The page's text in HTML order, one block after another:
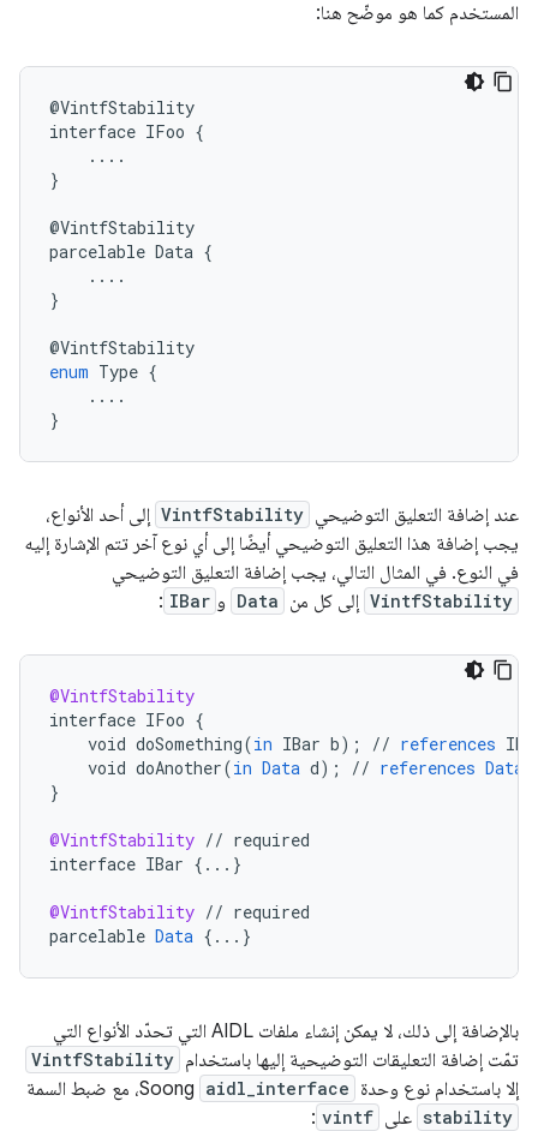
المستخدم كما هو موضّح هنا:
@VintfStability
interface IFoo {
....
}
@VintfStability
parcelable Data {
....
}
@VintfStability
enum Type {
....
}
عند إضافة التعليق التوضيحي VintfStability إلى أحد الأنواع،
يجب إضافة هذا التعليق التوضيحي أيضًا إلى أي نوع آخر تتم الإشارة إليه
في النوع. في المثال التالي، يجب إضافة التعليق التوضيحي
VintfStability إلى كل من Data و IBar
:
@VintfStability
interface IFoo {
void doSomething(in IBar b); // references
void doAnother(in Data d); // references Data
}
@VintfStability // required
interface IBar { ... }
@VintfStability // required
parcelable Data { ... }
بالإضافة إلى ذلك، لا يمكن إنشاء ملفات AIDL التي تحدّد الأنواع التي
تمّت إضافة التعليقات التوضيحية إليها باستخدام VintfStability
إلا باستخدام نوع وحدة aidl_interface
stability على vintf
: